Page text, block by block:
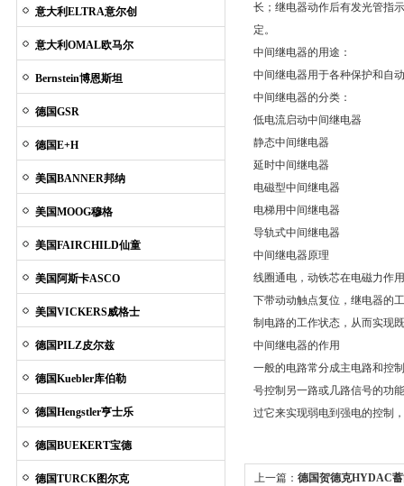
意大利ELTRA意尔创
意大利OMAL欧马尔
Bernstein博恩斯坦
德国GSR
德国E+H
美国BANNER邦纳
美国MOOG穆格
美国FAIRCHILD仙童
美国阿斯卡ASCO
美国VICKERS威格士
德国PILZ皮尔兹
德国Kuebler库伯勒
德国Hengstler亨士乐
德国BUEKERT宝德
德国TURCK图尔克
长；继电器动作后有发光管指
定。
中间继电器的用途：
中间继电器用于各种保护和自
中间继电器的分类：
低电流启动中间继电器
静态中间继电器
延时中间继电器
电磁型中间继电器
电梯用中间继电器
导轨式中间继电器
中间继电器原理
线圈通电，动铁芯在电磁力作
下带动动触点复位，继电器的
制电路的工作状态，从而实现
中间继电器的作用
一般的电路常分成主电路和控
号控制另一路或几路信号的功
过它来实现弱电到强电的控制
上一篇： 德国贺德克HYDAC